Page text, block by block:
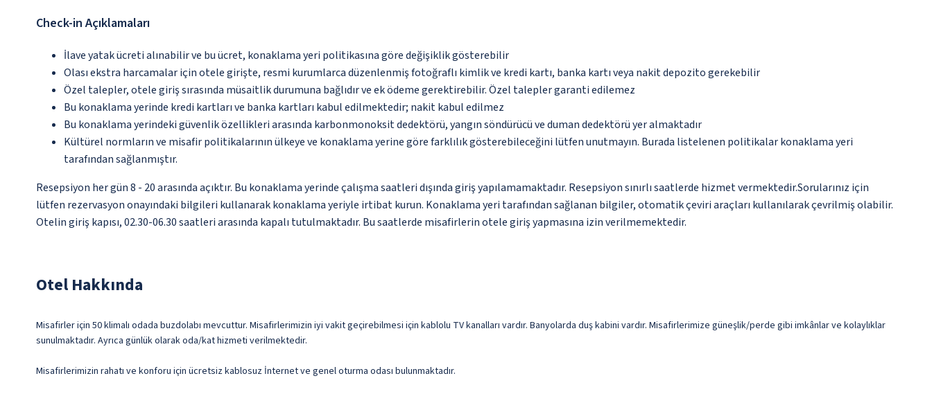
Check-in Açıklamaları
İlave yatak ücreti alınabilir ve bu ücret, konaklama yeri politikasına göre değişiklik gösterebilir
Olası ekstra harcamalar için otele girişte, resmi kurumlarca düzenlenmiş fotoğraflı kimlik ve kredi kartı, banka kartı veya nakit depozito gerekebilir
Özel talepler, otele giriş sırasında müsaitlik durumuna bağlıdır ve ek ödeme gerektirebilir. Özel talepler garanti edilemez
Bu konaklama yerinde kredi kartları ve banka kartları kabul edilmektedir; nakit kabul edilmez
Bu konaklama yerindeki güvenlik özellikleri arasında karbonmonoksit dedektörü, yangın söndürücü ve duman dedektörü yer almaktadır
Kültürel normların ve misafir politikalarının ülkeye ve konaklama yerine göre farklılık gösterebileceğini lütfen unutmayın. Burada listelenen politikalar konaklama yeri
tarafından sağlanmıştır.
Resepsiyon her gün 8 - 20 arasında açıktır. Bu konaklama yerinde çalışma saatleri dışında giriş yapılamamaktadır. Resepsiyon sınırlı saatlerde hizmet vermektedir.Sorularınız için
lütfen rezervasyon onayındaki bilgileri kullanarak konaklama yeriyle irtibat kurun. Konaklama yeri tarafından sağlanan bilgiler, otomatik çeviri araçları kullanılarak çevrilmiş olabilir.
Otelin giriş kapısı, 02.30-06.30 saatleri arasında kapalı tutulmaktadır. Bu saatlerde misafirlerin otele giriş yapmasına izin verilmemektedir.
Otel Hakkında
Misafirler için 50 klimalı odada buzdolabı mevcuttur. Misafirlerimizin iyi vakit geçirebilmesi için kablolu TV kanalları vardır. Banyolarda duş kabini vardır. Misafirlerimize güneşlik/perde gibi imkânlar ve kolaylıklar
sunulmaktadır. Ayrıca günlük olarak oda/kat hizmeti verilmektedir.
Misafirlerimizin rahatı ve konforu için ücretsiz kablosuz İnternet ve genel oturma odası bulunmaktadır.